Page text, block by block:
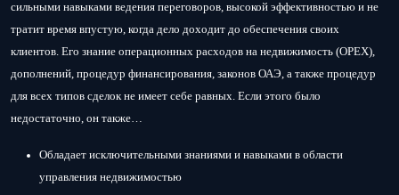
сильными навыками ведения переговоров, высокой эффективностью и не
тратит время впустую, когда дело доходит до обеспечения своих
клиентов. Его знание операционных расходов на недвижимость (OPEX),
дополнений, процедур финансирования, законов ОАЭ, а также процедур
для всех типов сделок не имеет себе равных. Если этого было
недостаточно, он также…
Обладает исключительными знаниями и навыками в области
управления недвижимостью